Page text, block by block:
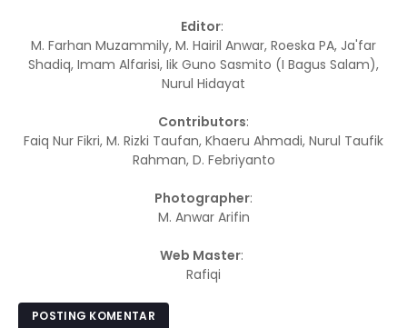
Editor:
M. Farhan Muzammily, M. Hairil Anwar, Roeska PA, Ja'far
Shadiq, Imam Alfarisi, Iik Guno Sasmito (I Bagus Salam),
Nurul Hidayat
Contributors:
Faiq Nur Fikri, M. Rizki Taufan, Khaeru Ahmadi, Nurul Taufik
Rahman, D. Febriyanto
Photographer:
M. Anwar Arifin
Web Master:
Rafiqi
POSTING KOMENTAR